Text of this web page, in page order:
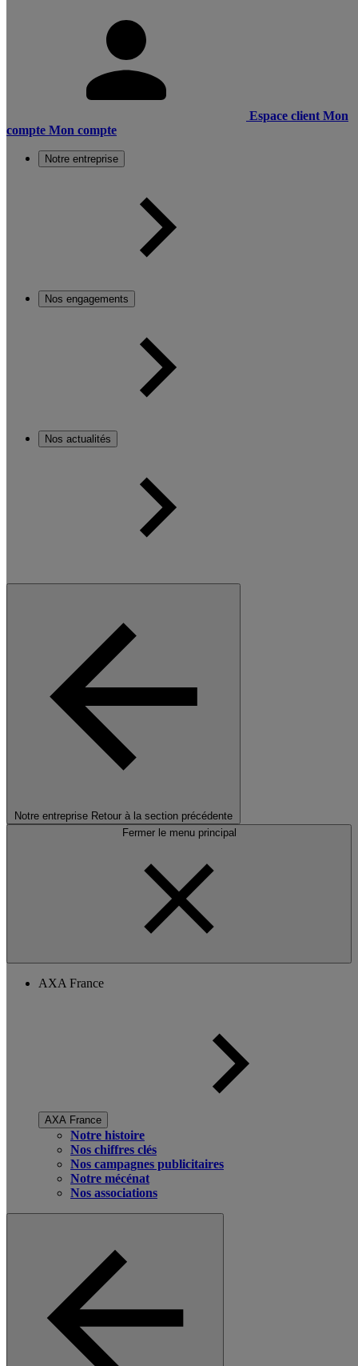
Espace client Mon
compte Mon compte
Notre entreprise
Nos engagements
Nos actualités
Notre entreprise Retour à la section précédente
Fermer le menu principal
AXA France
AXA France
Notre histoire
Nos chiffres clés
Nos campagnes publicitaires
Notre mécénat
Nos associations